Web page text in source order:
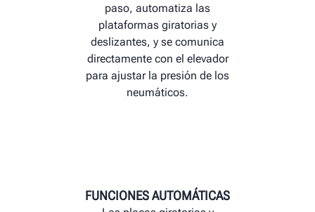
paso, automatiza las
plataformas giratorias y
deslizantes, y se comunica
directamente con el elevador
para ajustar la presión de los
neumáticos.
FUNCIONES AUTOMÁTICAS